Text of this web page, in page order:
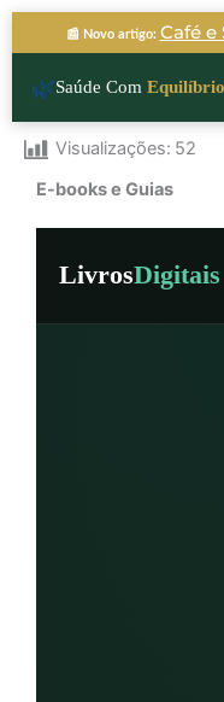
conteúdo
📰 Novo artigo: Café
🌿Saúde Com Equilíbrio
Visualizações: 52
E-books e Guias
LivrosDigitais